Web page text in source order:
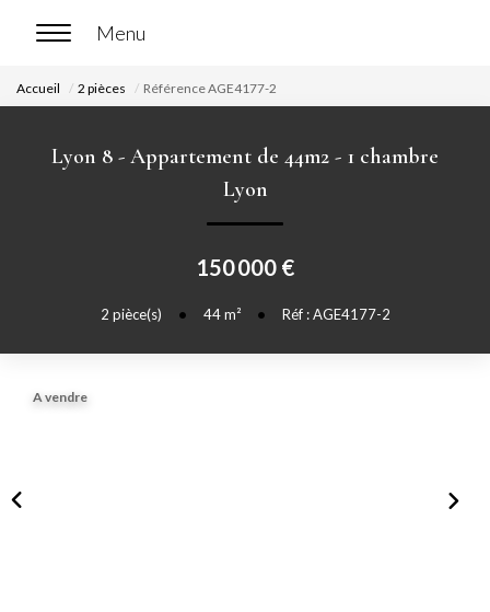
ACCUEIL
ACHETER
Nos biens en vente
Chasse immobilière
Accueil 2 pièces Référence AGE4177-2
Lyon 8 - Appartement de 44m2 - 1 chambre
Lyon
150 000 €
2 pièce(s) • 44m² • Réf : AGE4177-2
A vendre